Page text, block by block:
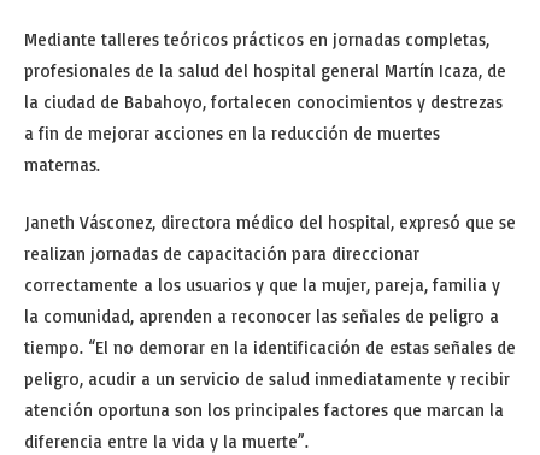
Mediante talleres teóricos prácticos en jornadas completas,
profesionales de la salud del hospital general Martín Icaza, de
la ciudad de Babahoyo, fortalecen conocimientos y destrezas
a fin de mejorar acciones en la reducción de muertes
maternas.
Janeth Vásconez, directora médico del hospital, expresó que se
realizan jornadas de capacitación para direccionar
correctamente a los usuarios y que la mujer, pareja, familia y
la comunidad, aprenden a reconocer las señales de peligro a
tiempo. “El no demorar en la identificación de estas señales de
peligro, acudir a un servicio de salud inmediatamente y recibir
atención oportuna son los principales factores que marcan la
diferencia entre la vida y la muerte”.